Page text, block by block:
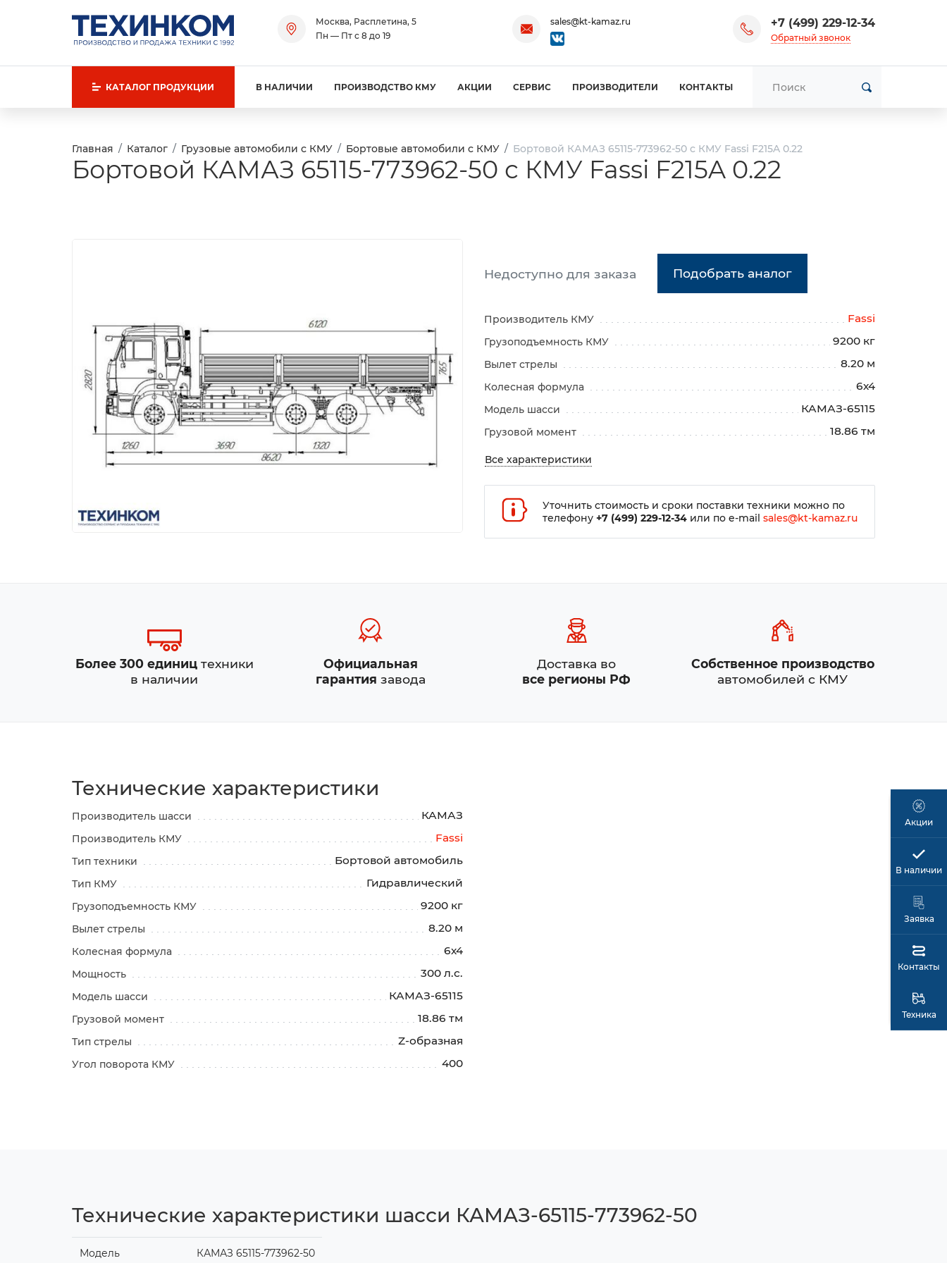
Москва, Расплетина, 5
Пн — Пт с 8 до 19
sales@kt-kamaz.ru +7 (499) 229-12-34
Обратный звонок
КАТАЛОГ ПРОДУКЦИИ В НАЛИЧИИ ПРОИЗВОДСТВО КМУ АКЦИИ СЕРВИС ПРОИЗВОДИТЕЛИ КОНТАКТЫ
Главная Каталог Грузовые автомобили с КМУ Бортовые автомобили с КМУ Бортовой КАМАЗ 65115-773962-50 с КМУ Fassi F215A 0.22
Бортовой КАМАЗ 65115-773962-50 с КМУ Fassi F215A 0.22
Подобрать аналог
Производитель КМУ Fassi
Грузоподъемность КМУ 9200 кг
Вылет стрелы 8.20 м
Колесная формула 6х4
Модель шасси КАМАЗ-65115
Грузовой момент 18.86 тм
Все характеристики
Уточнить стоимость и сроки поставки техники можно по
телефону +7 (499) 229-12-34или по e-mail sales@kt-kamaz.ru
Более 300 едиництехники
в наличии
Официальная
гарантия завода
Доставка во
все регионы РФ
Собственное производство
автомобилей с КМУ
Технические характеристики
Производитель шасси КАМАЗ
Производитель КМУ Fassi
Тип техники Бортовой автомобиль
Тип КМУ Гидравлический
Грузоподъемность КМУ 9200 кг
Вылет стрелы 8.20 м
Колесная формула 6х4
Мощность 300 л.с.
Модель шасси КАМАЗ-65115
Грузовой момент 18.86 тм
Тип стрелы Z-образная
Угол поворота КМУ 400
Технические характеристики шасси КАМАЗ-65115-773962-50
Модель КАМАЗ 65115-773962-50
Акции
В наличии
Заявка
Техника
Контакты